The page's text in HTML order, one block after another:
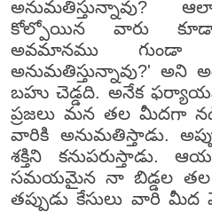
అనుమతిస్తున్నావు?
కోల్పోయిన వారు
అవమానము గుండా
అనుమతిస్తున్నావు?' అని
బహు చెడ్డది. అనేక
ప్రజలు మన తల మీదగా
వారికి అనుమతిస్తాడు.
శక్తిని కనుపరుస్తాడు.
సమయమైన నా బిడ్డల తల
తప్పుడు కేసులు వారి